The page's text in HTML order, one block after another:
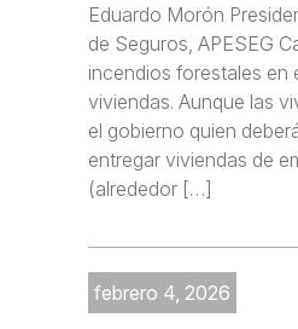
Eduardo Morón
de Seguros, APESEG
incendios forestales en
viviendas. Aunque las
el gobierno quien
entregar viviendas de
(alrededor […]
febrero 4, 2026